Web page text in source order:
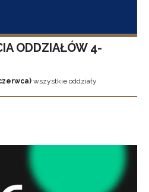
ODDZIAŁÓW 4-
wszystkie oddziały